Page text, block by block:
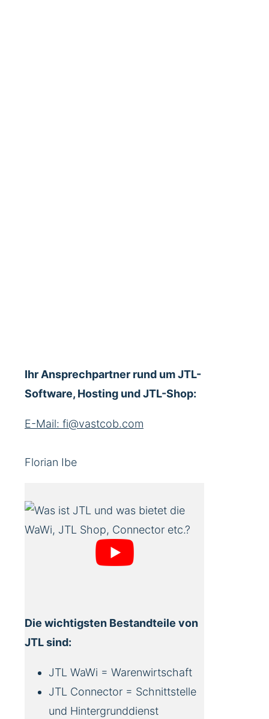
Ihr Ansprechpartner rund um JTL-
Software, Hosting und JTL-Shop:
E-Mail: fi@vastcob.com
Florian Ibe
Die wichtigsten Bestandteile von
JTL sind:
JTL WaWi = Warenwirtschaft
JTL Connector = Schnittstelle
und Hintergrunddienst